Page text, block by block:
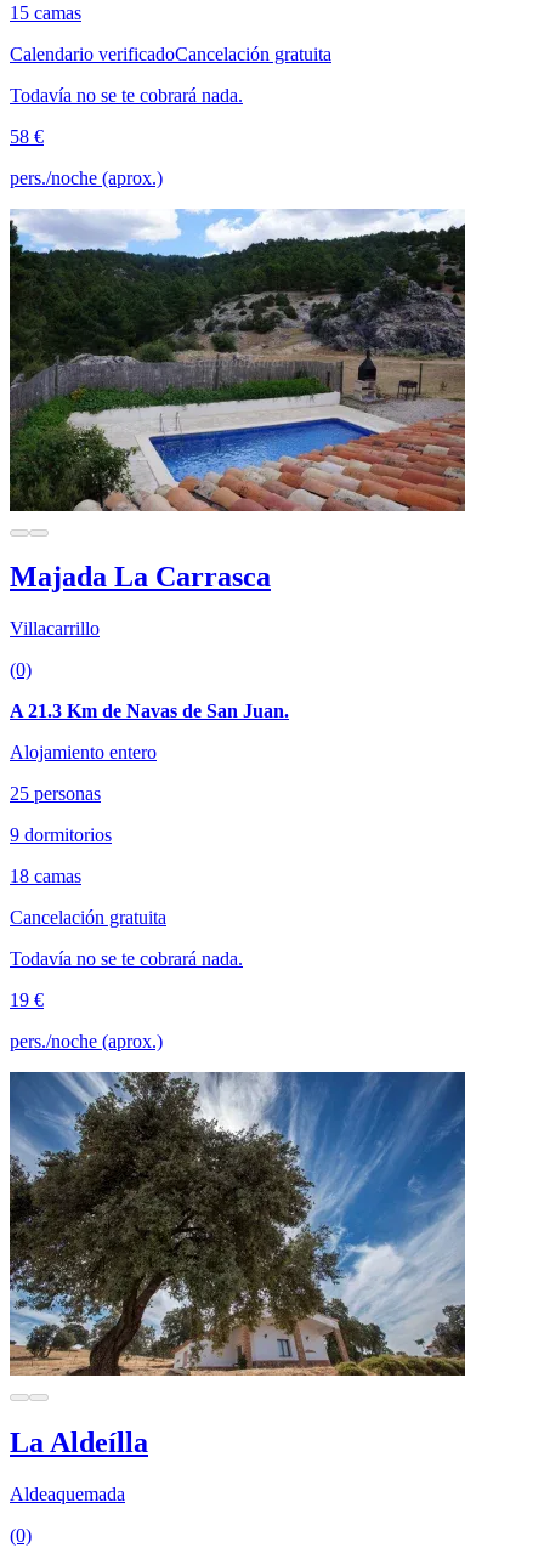
15 camas
Calendario verificadoCancelación gratuita
Todavía no se te cobrará nada.
58 €
pers./noche (aprox.)
Majada La Carrasca
Villacarrillo
(0)
A 21.3 Km de Navas de San Juan.
Alojamiento entero
25 personas
9 dormitorios
18 camas
Cancelación gratuita
Todavía no se te cobrará nada.
19 €
pers./noche (aprox.)
La Aldeílla
Aldeaquemada
(0)